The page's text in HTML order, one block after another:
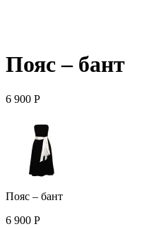
Пояс – бант
6 900 Р
Пояс – бант
6 900 Р